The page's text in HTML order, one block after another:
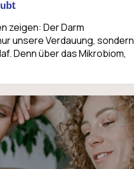
zeigen: Der Darm
unsere Verdauung, sondern
Denn über das Mikrobiom,